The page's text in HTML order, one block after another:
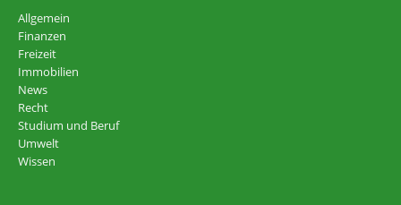
Allgemein
Finanzen
Freizeit
Immobilien
News
Recht
Studium und Beruf
Umwelt
Wissen